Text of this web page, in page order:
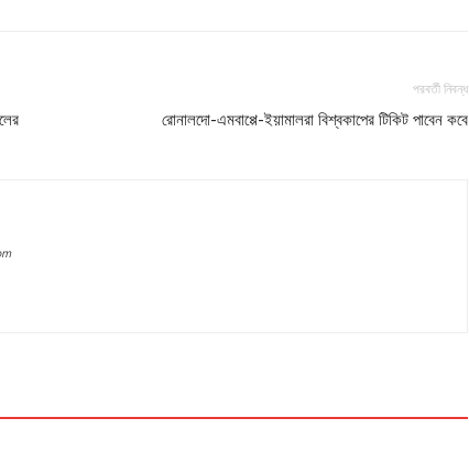
পরবর্তী নিবন্ধ
রোনালদো-এমবাপ্পে-ইয়ামালরা বিশ্বকাপের টিকিট পাবেন কবে